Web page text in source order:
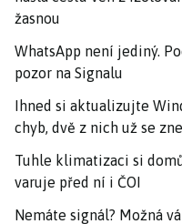
žasnou
WhatsApp není jediný.
pozor na Signalu
Ihned si aktualizujte
chyb, dvě z nich už se
Tuhle klimatizaci si
varuje před ní i ČOI
Nemáte signál? Možná